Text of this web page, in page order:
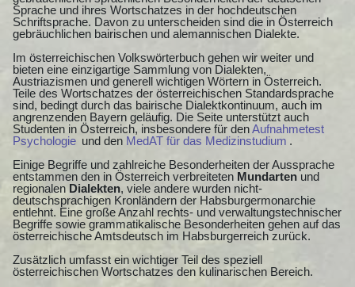
Sprache und ihres Wortschatzes in der hochdeutschen
Schriftsprache. Davon zu unterscheiden sind die in Österreich
gebräuchlichen bairischen und alemannischen Dialekte.
Im österreichischen Volkswörterbuch gehen wir weiter und
bieten eine einzigartige Sammlung von Dialekten,
Austriazismen und generell wichtigen Wörtern in Österreich.
Teile des Wortschatzes der österreichischen Standardsprache
sind, bedingt durch das bairische Dialektkontinuum, auch im
angrenzenden Bayern geläufig. Die Seite unterstützt auch
Studenten in Österreich, insbesondere für denAufnahmetest
Psychologie und den MedAT für das Medizinstudium .
Einige Begriffe und zahlreiche Besonderheiten der Aussprache
entstammen den in Österreich verbreiteten Mundarten und
regionalen Dialekten, viele andere wurden nicht-
deutschsprachigen Kronländern der Habsburgermonarchie
entlehnt. Eine große Anzahl rechts- und verwaltungstechnischer
Begriffe sowie grammatikalische Besonderheiten gehen auf das
österreichische Amtsdeutsch im Habsburgerreich zurück.
Zusätzlich umfasst ein wichtiger Teil des speziell
österreichischen Wortschatzes den kulinarischen Bereich.